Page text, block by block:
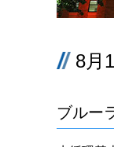
8月
ブルー